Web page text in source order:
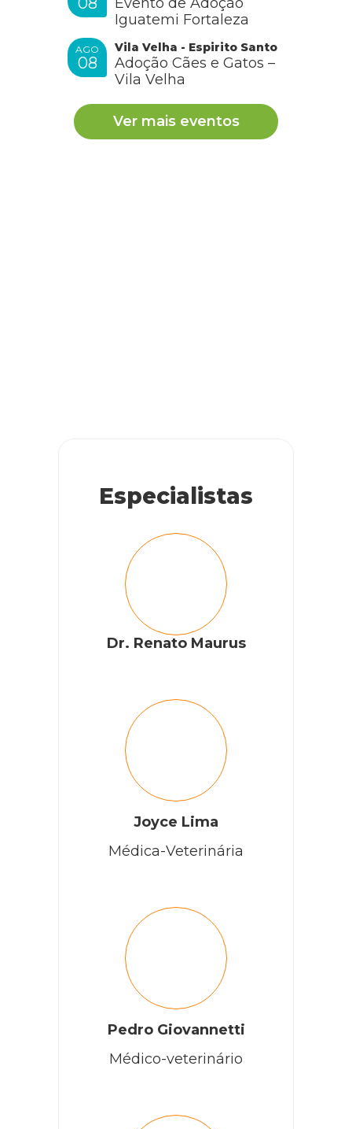
Iguatemi Fortaleza
AGO
08
Vila Velha - Espirito Santo
Adoção Cães e Gatos –
Vila Velha
Ver mais eventos
Especialistas
Dr. Renato Maurus
Joyce Lima
Médica-Veterinária
Pedro Giovannetti
Médico-veterinário